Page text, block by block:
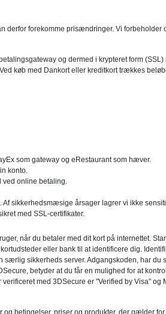
forekomme prisændringer. Vi
og dermed i krypteret form
køb med Dankort eller kreditkort trækkes
som gateway og eRestaurant som hæver.
konto.
ved online betaling.
sikkerhedsmæsige årsager lagrer vi ikke
med SSL-certifikater.
når du betaler med dit kort på internettet.
eller bank til at identificere dig.
sikkerheds server. Adgangskoden, har
betyder at du får en mulighed for at
med 3DSecure er "Verified by Visa"
betingelser, priser og produkter, der gælder